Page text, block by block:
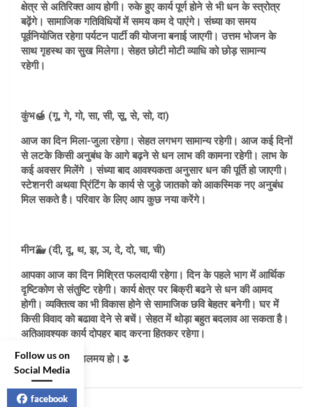
क्षेत्र से अतिरिक्त आय होगी। रुके हुए कार्य पूर्ण होने से भी धन के स्त्रोत्र
बढ़ेंगे। सामाजिक गतिविधियों में समय कम दे पाएंगे। संध्या का समय
पूर्वनियोजित रहेगा पर्यटन पार्टी की योजना बनाई जाएगी। उत्तम भोजन के
साथ गृहस्थ का सुख मिलेगा। सेहत छोटी मोटी व्याधि को छोड़ सामान्य
रहेगी।
कुंभ🍯 (गू, गे, गो, सा, सी, सू, से, सो, दा)
आज का दिन मिला-जुला रहेगा। सेहत लगभग सामान्य रहेगी। आज कई दिनों
से लटके किसी अनुबंध के आगे बढ़ने से धन लाभ की कामना रहेगी। लाभ के
कई अवसर मिलेंगे । संध्या बाद आवश्यकता अनुसार धन की पूर्ति हो जाएगी।
स्टेशनरी अथवा प्रिंटिंग के कार्य से जुड़े जातको को आकस्मिक नए अनुबंध
मिल सकते है। परिवार के लिए आप कुछ नया करेंगे।
मीन🐳 (दी, दू, थ, झ, ञ, दे, दो, चा, ची)
आपका आज का दिन मिश्रित फलदायी रहेगा। दिन के पहले भाग में आर्थिक
दृष्टिकोण से संतुष्टि रहेगी। कार्य क्षेत्र पर बिक्री बढने से धन की आमद
होगी। व्यक्तित्व का भी विकास होने से सामाजिक छवि बेहतर बनेगी। घर में
किसी विवाद को बढावा देने से बचें। सेहत में थोड़ा बहुत बदलाव आ सकता है।
अतिआवश्यक कार्य दोपहर बाद करना हितकर रहेगा।
🌷आपका दिन मंगलमय हो।🌷
Follow us on
Social Media
facebook